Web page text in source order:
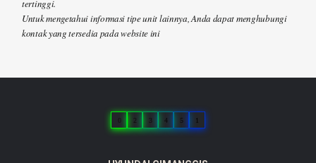
tertinggi.
Untuk mengetahui informasi tipe unit lainnya, Anda dapat menghubungi
kontak yang tersedia pada website ini
3 4 5 1